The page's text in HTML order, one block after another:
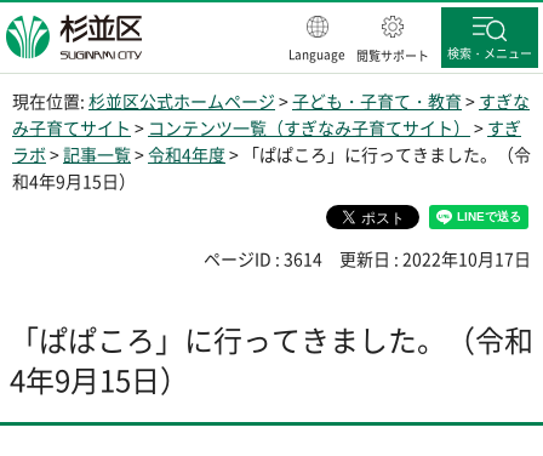
杉並区
Language 閲覧サポート 検索・メニュー
現在位置: 杉並区公式ホームページ >子ども・子育て・教育 > すぎな
み子育てサイト > コンテンツ一覧（すぎなみ子育てサイト） > すぎ
ラボ>記事一覧>令和4年度> 「ぱぱころ」に行ってきました。（令
和4年9月15日）
ページID : 3614 更新日 : 2022年10月17日
「ぱぱころ」に行ってきました。（令和
4年9月15日）